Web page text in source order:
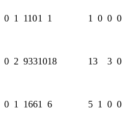
0 1 1101 1 1 0 0 0
0 2 9331018 13 3 0
0 1 1661 6 5 1 0 0